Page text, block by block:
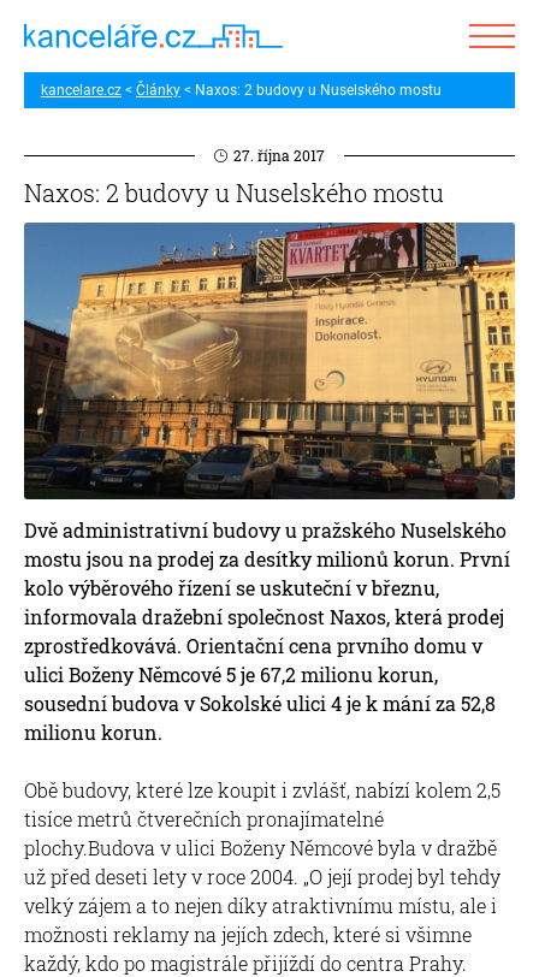
kancelare.cz Články Naxos: 2 budovy u Nuselského mostu
27. října 2017
Naxos: 2 budovy u Nuselského mostu
Dvě administrativní budovy u pražského Nuselského
mostu jsou na prodej za desítky milionů korun. První
kolo výběrového řízení se uskuteční v březnu,
informovala dražební společnost Naxos, která prodej
zprostředkovává. Orientační cena prvního domu v
ulici Boženy Němcové 5 je 67,2 milionu korun,
sousední budova v Sokolské ulici 4 je k mání za 52,8
milionu korun.
Obě budovy, které lze koupit i zvlášť, nabízí kolem 2,5
tisíce metrů čtverečních pronajímatelné
plochy.Budova v ulici Boženy Němcové byla v dražbě
už před deseti lety v roce 2004. „O její prodej byl tehdy
velký zájem a to nejen díky atraktivnímu místu, ale i
možnosti reklamy na jejích zdech, které si všimne
každý, kdo po magistrále přijíždí do centra Prahy.